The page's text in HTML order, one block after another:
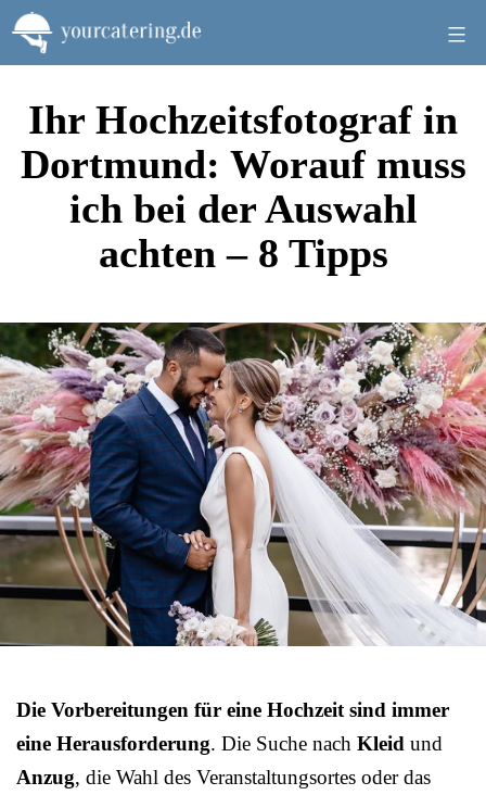
Zum
Inhalt
springen
Ihr Hochzeitsfotograf in
Dortmund: Worauf muss
ich bei der Auswahl
achten – 8 Tipps
Die Vorbereitungen für eine Hochzeit sind immer
eine Herausforderung. Die Suche nach Kleid und
Anzug, die Wahl des Veranstaltungsortes oder das